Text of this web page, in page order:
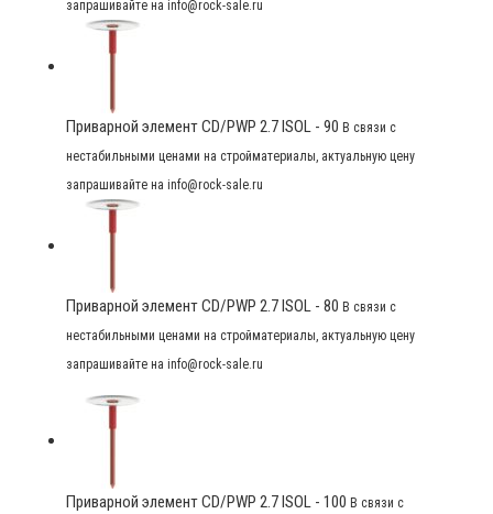
запрашивайте на info@rock-sale.ru
Приварной элемент CD/PWP 2.7 ISOL - 90 В связи с
нестабильными ценами на стройматериалы, актуальную цену
запрашивайте на info@rock-sale.ru
Приварной элемент CD/PWP 2.7 ISOL - 80 В связи с
нестабильными ценами на стройматериалы, актуальную цену
запрашивайте на info@rock-sale.ru
Приварной элемент CD/PWP 2.7 ISOL - 100 В связи с